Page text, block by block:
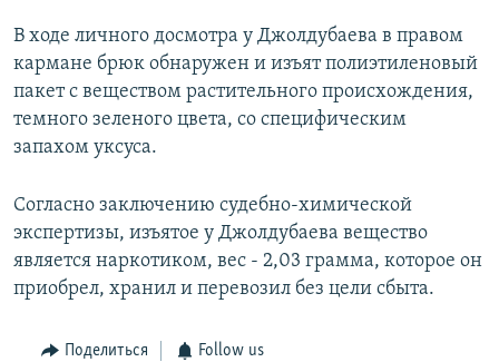
В ходе личного досмотра у Джолдубаева в правом
кармане брюк обнаружен и изъят полиэтиленовый
пакет с веществом растительного происхождения,
темного зеленого цвета, со специфическим
запахом уксуса.
Согласно заключению судебно-химической
экспертизы, изъятое у Джолдубаева вещество
является наркотиком, вес - 2,03 грамма, которое он
приобрел, хранил и перевозил без цели сбыта.
Поделиться Follow us